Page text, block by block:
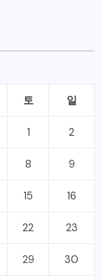
토 일
1 2
8 9
15 16
22 23
29 30